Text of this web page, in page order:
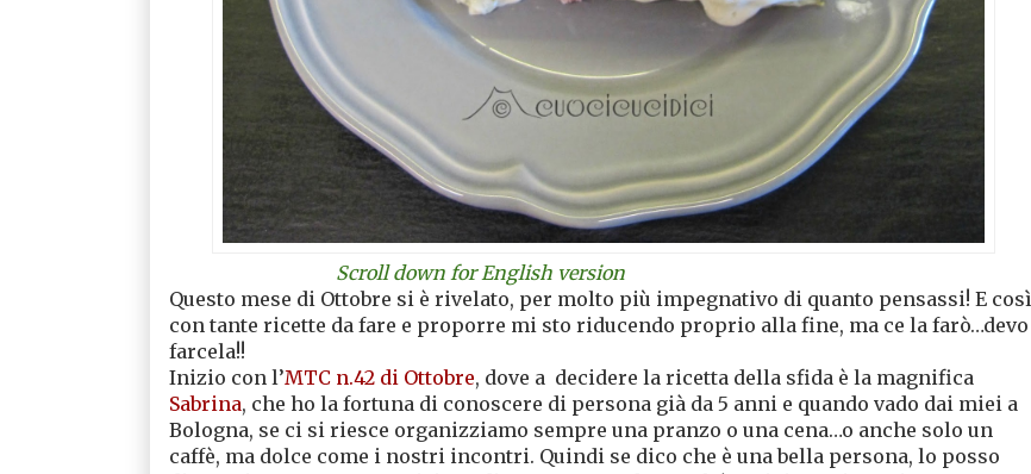
Scroll down for English version
Questo mese di Ottobre si è rivelato, per molto più impegnativo di quanto pensassi! E così
con tante ricette da fare e proporre mi sto riducendo proprio alla fine, ma ce la farò…devo
farcela!!
Inizio con l’MTC n.42 di Ottobre, dove a decidere la ricetta della sfida è la magnifica
Sabrina, che ho la fortuna di conoscere di persona già da 5 anni e quando vado dai miei a
Bologna, se ci si riesce organizziamo sempre una pranzo o una cena…o anche solo un
caffè, ma dolce come i nostri incontri. Quindi se dico che è una bella persona, lo posso